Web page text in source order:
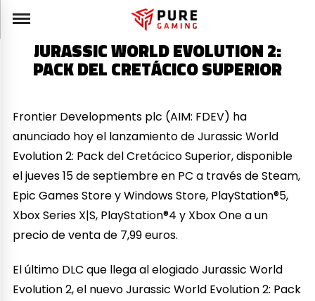
JURASSIC WORLD EVOLUTION 2:
PACK DEL CRETÁCICO SUPERIOR
Frontier Developments plc (AIM: FDEV) ha
anunciado hoy el lanzamiento de Jurassic World
Evolution 2: Pack del Cretácico Superior, disponible
el jueves 15 de septiembre en PC a través de Steam,
Epic Games Store y Windows Store, PlayStation®5,
Xbox Series X|S, PlayStation®4 y Xbox One a un
precio de venta de 7,99 euros.
El último DLC que llega al elogiado Jurassic World
Evolution 2, el nuevo Jurassic World Evolution 2: Pack